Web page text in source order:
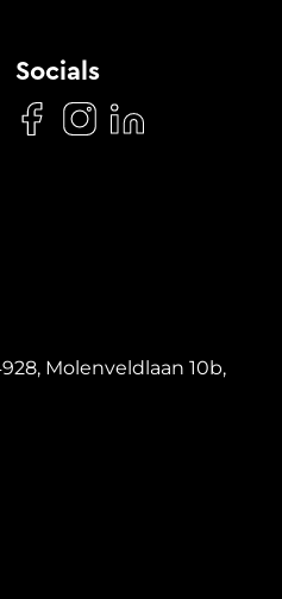
Socials
Molenveldlaan 10b,